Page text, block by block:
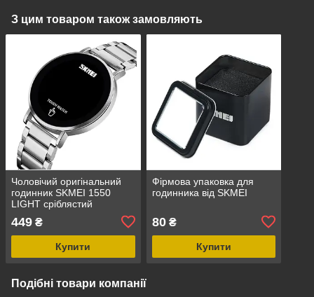
З цим товаром також замовляють
Чоловічий оригінальний
годинник SKMEI 1550
LIGHT сріблястий
449 ₴
Купити
Фірмова упаковка для
годинника від SKMEI
80₴
Купити
Подібні товари компанії